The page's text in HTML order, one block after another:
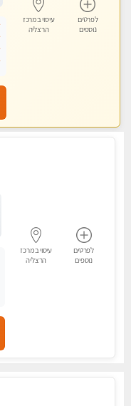
לפרטים
נוספים
עיסוי במרכז
הרצליה
לפרטים
נוספים
עיסוי במרכז
הרצליה